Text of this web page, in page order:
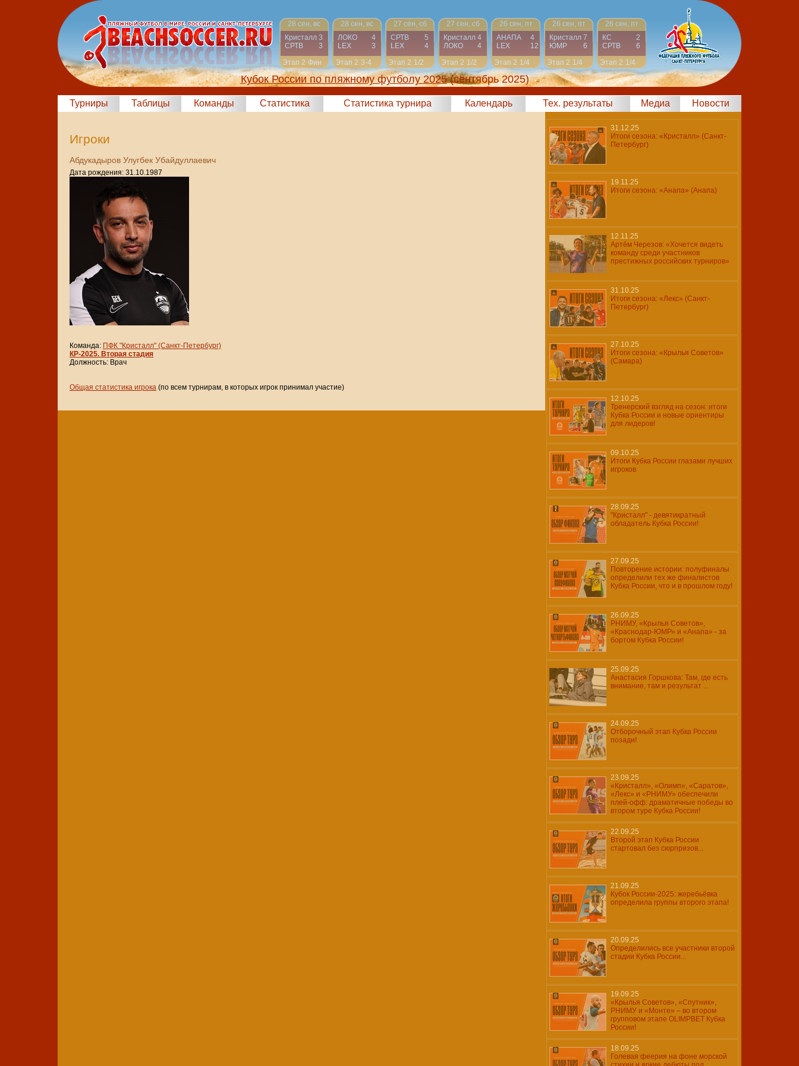
28 сен, вс
Кристалл 3
СРТВ
3
Этап 2 Фин
28 сен, вс
ЛОКО
4
LEX
3
Этап 2 3-4
27 сен, сб
СРТВ
5
LEX
4
Этап 2 1/2
27 сен, сб
Кристалл 4
ЛОКО
4
Этап 2 1/2
26 сен, пт
АНАПА
4
LEX
12
Этап 2 1/4
26 сен, пт
Кристалл 7
ЮМР
6
Этап 2 1/4
26 сен, пт
КС
2
СРТВ
6
Этап 2 1/4
Кубок России по пляжному футболу 2025 (сентябрь 2025)
Турниры Таблицы Команды Статистика Статистика турнира Календарь Тех. результаты Медиа Новости
Игроки
Абдукадыров Улугбек Убайдуллаевич
Дата рождения: 31.10.1987
Команда: ПФК "Кристалл" (Санкт-Петербург)
КР-2025. Вторая стадия
Должность: Врач
Общая статистика игрока (по всем турнирам, в которых игрок принимал участие)
31.12.25
Итоги сезона: «Кристалл» (Санкт-
Петербург)
19.11.25
Итоги сезона: «Анапа» (Анапа)
12.11.25
Артём Черезов: «Хочется видеть
команду среди участников
престижных российских турниров»
31.10.25
Итоги сезона: «Лекс» (Санкт-
Петербург)
27.10.25
Итоги сезона: «Крылья Советов»
(Самара)
12.10.25
Тренерский взгляд на сезон: итоги
Кубка России и новые ориентиры
для лидеров!
09.10.25
Итоги Кубка России глазами лучших
игроков
28.09.25
"Кристалл" - девятикратный
обладатель Кубка России!
27.09.25
Повторение истории: полуфиналы
определили тех же финалистов
Кубка России, что и в прошлом году!
26.09.25
РНИМУ, «Крылья Советов»,
«Краснодар-ЮМР» и «Анапа» - за
бортом Кубка России!
25.09.25
Анастасия Горшкова: Там, где есть
внимание, там и результат ...
24.09.25
Отборочный этап Кубка России
позади!
23.09.25
«Кристалл», «Олимп», «Саратов»,
«Лекс» и «РНИМУ» обеспечили
плей-офф: драматичные победы во
втором туре Кубка России!
22.09.25
Второй этап Кубка России
стартовал без сюрпризов...
21.09.25
Кубок России-2025: жеребьёвка
определила группы второго этапа!
20.09.25
Определились все участники второй
стадии Кубка России...
19.09.25
«Крылья Советов», «Спутник»,
РНИМУ и «Монте» – во втором
групповом этапе OLIMPBET Кубка
России!
18.09.25
Голевая феерия на фоне морской